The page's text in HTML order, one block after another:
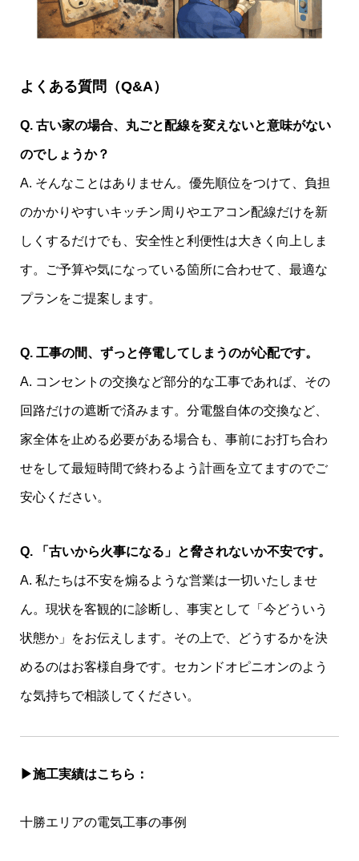
よくある質問（Q&A）
Q. 古い家の場合、丸ごと配線を変えないと意味がない
のでしょうか？
A. そんなことはありません。優先順位をつけて、負担
のかかりやすいキッチン周りやエアコン配線だけを新
しくするだけでも、安全性と利便性は大きく向上しま
す。ご予算や気になっている箇所に合わせて、最適な
プランをご提案します。
Q. 工事の間、ずっと停電してしまうのが心配です。
A. コンセントの交換など部分的な工事であれば、その
回路だけの遮断で済みます。分電盤自体の交換など、
家全体を止める必要がある場合も、事前にお打ち合わ
せをして最短時間で終わるよう計画を立てますのでご
安心ください。
Q. 「古いから火事になる」と脅されないか不安です。
A. 私たちは不安を煽るような営業は一切いたしませ
ん。現状を客観的に診断し、事実として「今どういう
状態か」をお伝えします。その上で、どうするかを決
めるのはお客様自身です。セカンドオピニオンのよう
な気持ちで相談してください。
▶︎施工実績はこちら：
十勝エリアの電気工事の事例